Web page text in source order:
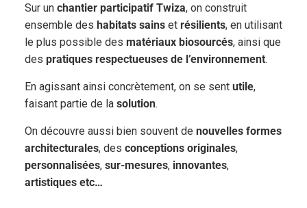
Sur un chantier participatif Twiza, on construit
ensemble des habitats sainset résilients, en utilisant
le plus possible des matériaux biosourcés, ainsi que
des pratiques respectueuses de l’environnement.
En agissant ainsi concrètement, on se sent utile,
faisant partie de la solution.
On découvre aussi bien souvent de nouvelles formes
architecturales, des conceptions originales,
personnalisées, sur-mesures, innovantes,
artistiques etc…